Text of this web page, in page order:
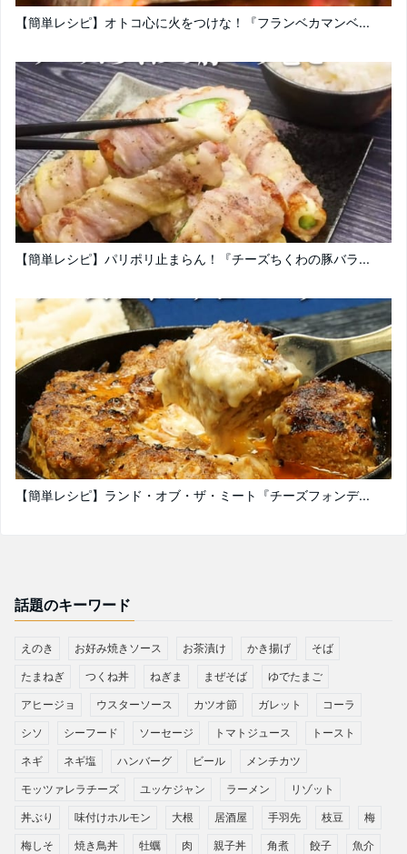
【簡単レシピ】オトコ心に火をつけな！『フランベカマンベ...
【簡単レシピ】パリポリ止まらん！『チーズちくわの豚バラ...
【簡単レシピ】ランド・オブ・ザ・ミート『チーズフォンデ...
話題のキーワード
えのき お好み焼きソース お茶漬け かき揚げ そば
たまねぎ つくね丼 ねぎま まぜそば ゆでたまご
アヒージョ ウスターソース カツオ節 ガレット コーラ
シソ シーフード ソーセージ トマトジュース トースト
ネギ ネギ塩 ハンバーグ ビール メンチカツ
モッツァレラチーズ ユッケジャン ラーメン リゾット
丼ぶり 味付けホルモン 大根 居酒屋 手羽先 枝豆 梅
梅しそ 焼き鳥丼 牡蠣 肉 親子丼 角煮 餃子 魚介